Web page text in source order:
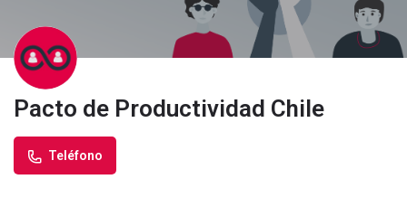
dispositivos
móviles
a
la
Pacto de Productividad Chile
Teléfono